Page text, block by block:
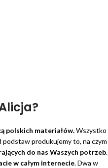
polskich materiałów.Wszystko
podstaw produkujemy to, na czym
do nas Waszych potrzeb.
w całym internecie. Dwa w